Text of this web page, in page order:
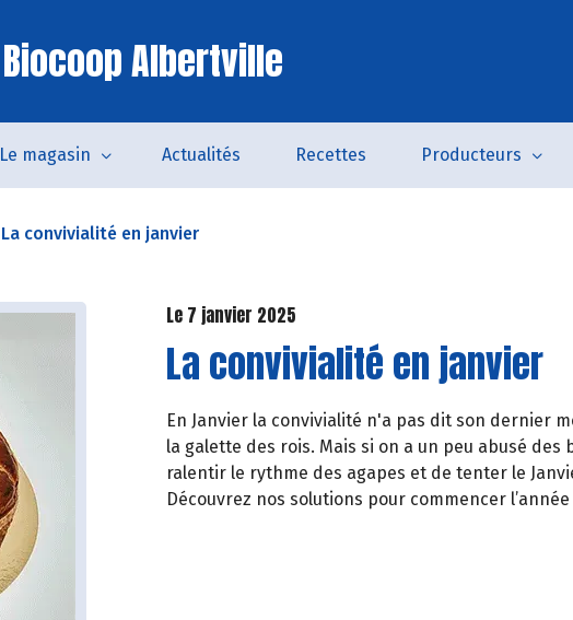
Biocoop Albertville
Le magasin Actualités Recettes Producteurs
La convivialité en janvier
Le 7 janvier 2025
La convivialité en janvier
En Janvier la convivialité n'a pas dit son dernier
la galette des rois. Mais si on a un peu abusé
ralentir le rythme des agapes et de tenter le
Découvrez nos solutions pour commencer